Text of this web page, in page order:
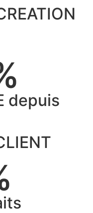
depuis